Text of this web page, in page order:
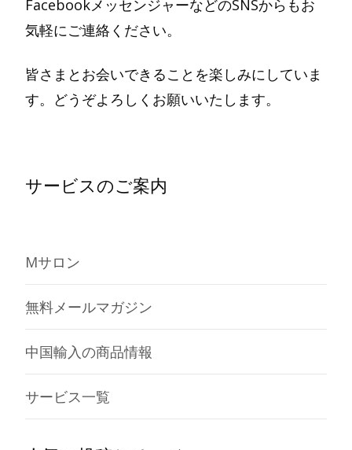
FacebookメッセンジャーなどのSNSからもお
気軽にご連絡ください。
皆さまとお会いできることを楽しみにしていま
す。どうぞよろしくお願いいたします。
サービスのご案内
Mサロン
無料メールマガジン
中国輸入の商品情報
サービス一覧